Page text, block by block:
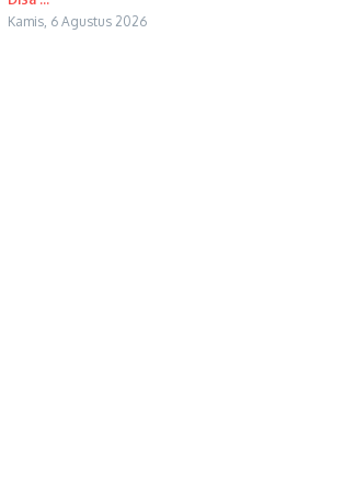
Kamis, 6 Agustus 2026